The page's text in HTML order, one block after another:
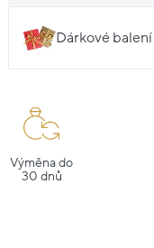
Dárkové balení
Výměna do
30 dnů